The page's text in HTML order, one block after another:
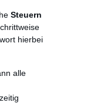
Steuern
hierbei
alle